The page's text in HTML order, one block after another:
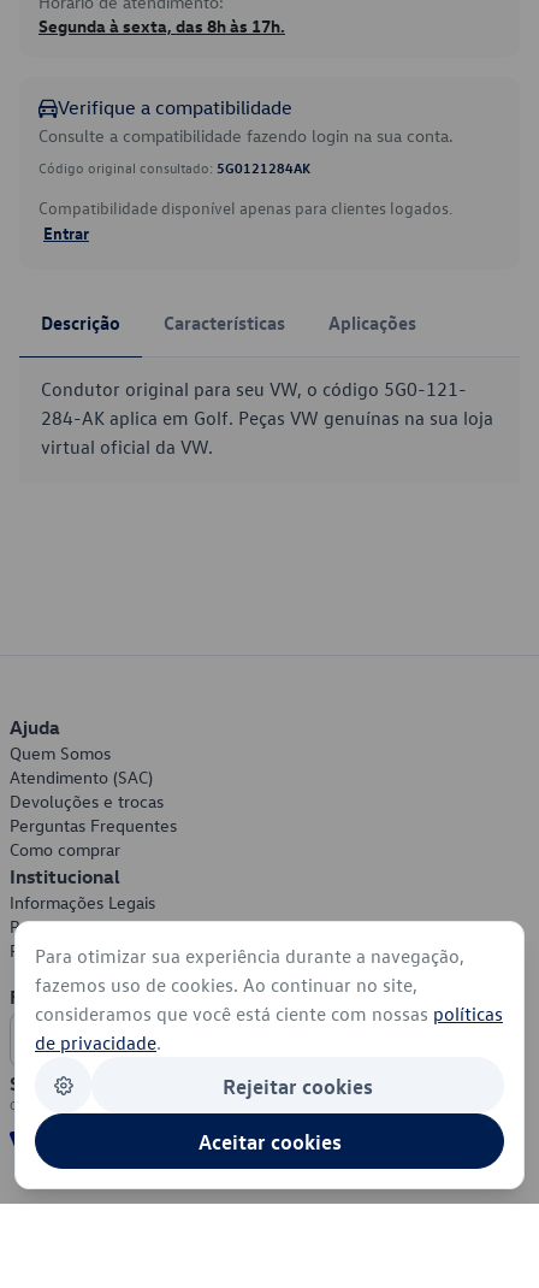
Segunda à sexta, das 8h às 17h.
Verifique a compatibilidade
Consulte a compatibilidade fazendo login na sua conta.
Código original consultado: 5G0121284AK
Compatibilidade disponível apenas para clientes logados.
Entrar
Descrição Características Aplicações
Condutor original para seu VW, o código 5G0-121-
284-AK aplica em Golf. Peças VW genuínas na sua loja
virtual oficial da VW.
Ajuda
Quem Somos
Atendimento (SAC)
Devoluções e trocas
Perguntas Frequentes
Como comprar
Institucional
Informações Legais
Política de Privacidade
Política de Cookies
Formas de Pagamento
Segurança
Para otimizar sua experiência durante a navegação,
fazemos uso de cookies. Ao continuar no site,
consideramos que você está ciente com nossas políticas
de privacidade.
Rejeitar cookies
Aceitar cookies